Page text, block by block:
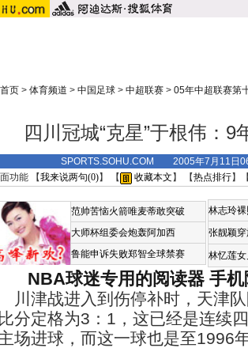
页 > 体育频道 > 中国足球 > 中超联赛 > 05年中超联赛第
四川冠城“克星”于根伟：
SPORTS.SOHU.COM 2005年7月11日
功能 【我来说两句(0)】 【 收藏本文 】 【热点排行】
范帅苦恼火箭唯麦蒂敢突破
大师杯组委会炮轰阿加西
鲁能申诉失败郑智全球禁赛
林志玲
张靓颖
林忆莲
NBA球迷专用的阅读器 手
津战进入到伤停补时，天津队
分定格为3：1，这已经是连续
场进球，而这一球也是至1996